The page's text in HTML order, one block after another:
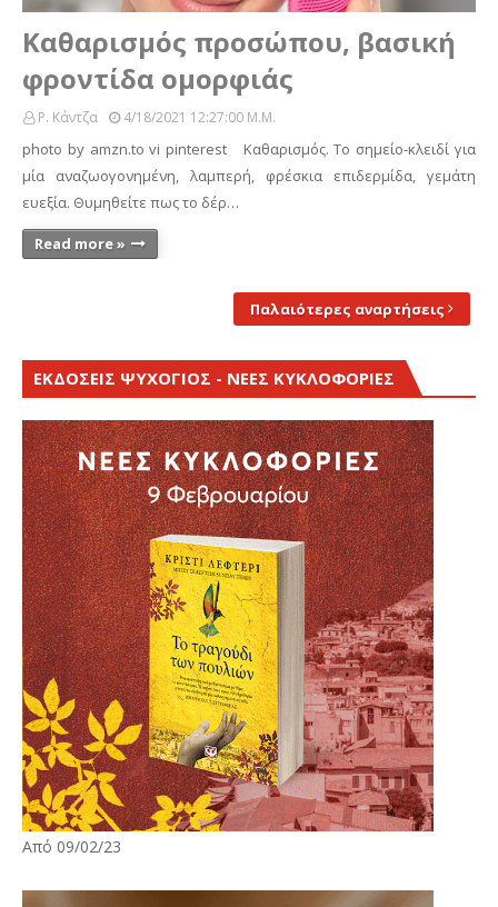
Καθαρισμός προσώπου, βασική
φροντίδα ομορφιάς
Ρ. Κάντζα 4/18/2021 12:27:00 Μ.μ.
photo by amzn.to vi pinterest Καθαρισμός. Το σημείο-κλειδί για
μία αναζωογονημένη, λαμπερή, φρέσκια επιδερμίδα, γεμάτη
ευεξία. Θυμηθείτε πως το δέρ…
Read more »
Παλαιότερες αναρτήσεις
ΕΚΔΟΣΕΙΣ ΨΥΧΟΓΙΟΣ - ΝΕΕΣ ΚΥΚΛΟΦΟΡΙΕΣ
Από 09/02/23